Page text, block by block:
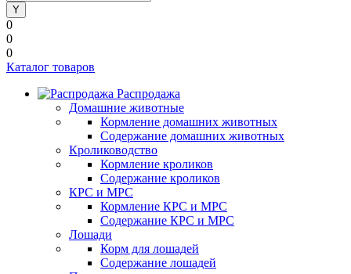
0
0
0
Каталог товаров
Распродажа
Домашние животные
Кормление домашних животных
Содержание домашних животных
Кролиководство
Кормление кроликов
Содержание кроликов
КРС и МРС
Кормление КРС и МРС
Содержание КРС и МРС
Лошади
Корм для лошадей
Содержание лошадей